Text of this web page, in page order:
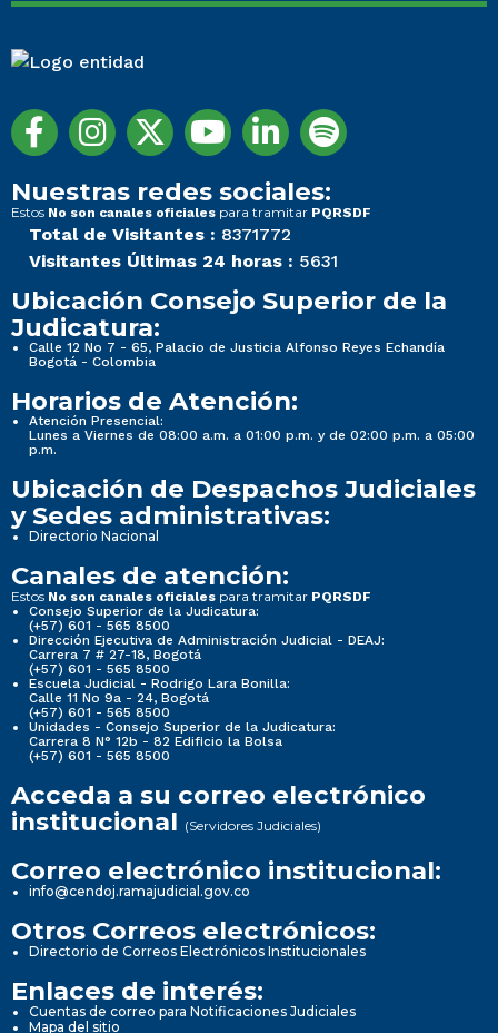
Nuestras redes sociales:
Estos No son canales oficiales para tramitar PQRSDF
Total de Visitantes : 8371772
Visitantes Últimas 24 horas : 5631
Ubicación Consejo Superior de la
Judicatura:
Calle 12 No 7 - 65, Palacio de Justicia Alfonso Reyes Echandía
Bogotá - Colombia
Horarios de Atención:
Atención Presencial:
Lunes a Viernes de 08:00 a.m. a 01:00 p.m. y de 02:00 p.m. a 05:00
p.m.
Ubicación de Despachos Judiciales
y Sedes administrativas:
Directorio Nacional
Canales de atención:
Estos No son canales oficiales para tramitar PQRSDF
Consejo Superior de la Judicatura:
(+57) 601 - 565 8500
Dirección Ejecutiva de Administración Judicial - DEAJ:
Carrera 7 # 27-18, Bogotá
(+57) 601 - 565 8500
Escuela Judicial - Rodrigo Lara Bonilla:
Calle 11 No 9a - 24, Bogotá
(+57) 601 - 565 8500
Unidades - Consejo Superior de la Judicatura:
Carrera 8 N° 12b - 82 Edificio la Bolsa
(+57) 601 - 565 8500
Acceda a su correo electrónico
institucional (Servidores Judiciales)
Correo electrónico institucional:
info@cendoj.ramajudicial.gov.co
Otros Correos electrónicos:
Directorio de Correos Electrónicos Institucionales
Enlaces de interés:
Cuentas de correo para Notificaciones Judiciales
Mapa del sitio